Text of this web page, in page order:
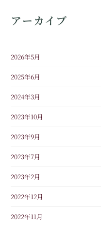
アーカイブ
2026年5月
2025年6月
2024年3月
2023年10月
2023年9月
2023年7月
2023年2月
2022年12月
2022年11月